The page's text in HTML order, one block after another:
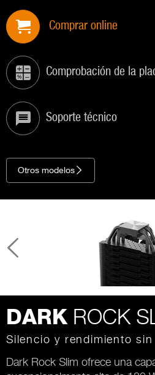
Comprar online
Comprobación de la
Soporte técnico
Otros modelos
DARK ROCK
Silencio y rendimiento
Dark Rock Slim ofrece una